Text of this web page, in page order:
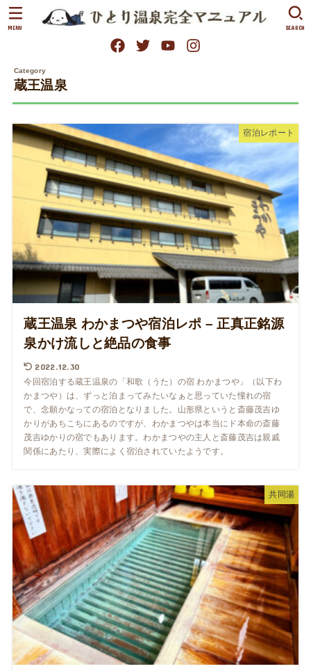
SEARCH
MENU
蔵王温泉
宿泊レポート
蔵王温泉 わかまつや宿泊レポ – 正真正銘源
泉かけ流しと絶品の食事
2022.12.30
今回宿泊する蔵王温泉の「和歌（うた）の宿 わかまつや」（以下わ
かまつや）は、ずっと泊まってみたいなぁと思っていた憧れの宿
で、念願かなっての宿泊となりました。山形県というと斎藤茂吉ゆ
かりがあちこちにあるのですが、わかまつやは本当にド本命の斎藤
茂吉ゆかりの宿でもあります。わかまつやの主人と斎藤茂吉は親戚
関係にあたり、実際によく宿泊されていたようです。
共同湯